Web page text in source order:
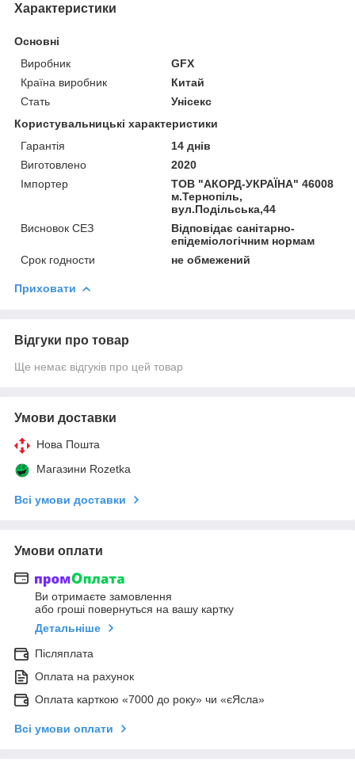
Характеристики
Основні
Виробник
GFX
Країна виробник
Китай
Стать
Унісекс
Користувальницькі характеристики
Гарантія
14 днів
Виготовлено
2020
Імпортер
ТОВ "АКОРД-УКРАЇНА" 46008
м.Тернопіль,
вул.Подільська,44
Висновок СЕЗ
Відповідає санітарно-
епідеміологічним нормам
Срок годности
не обмежений
Приховати
Відгуки про товар
Ще немає відгуків про цей товар
Умови доставки
Нова Пошта
Магазини Rozetka
Всі умови доставки
Умови оплати
Ви отримаєте замовлення
або гроші повернуться на вашу картку
Детальніше
Післяплата
Оплата на рахунок
Оплата карткою «7000 до року» чи «єЯсла»
Всі умови оплати